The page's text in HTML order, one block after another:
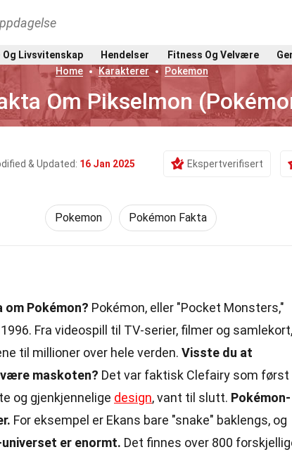
Livsvitenskap Hendelser Fitness Og Velvære
Home
Karakterer Pokemon
Om Pikselmon
& Updated: 16 Jan 2025 Ekspertverifisert
Pokemon Pokémon Fakta
Pokémon? Pokémon, eller "Pocket Monsters,"
Fra videospill til TV-serier, filmer og samlekort,
til millioner over hele verden. Visste du at
maskoten? Det var faktisk Clefairy som først
og gjenkjennelige design, vant til slutt. Pokémon-
For eksempel er Ekans bare "snake" baklengs, og
er enormt. Det finnes over 800